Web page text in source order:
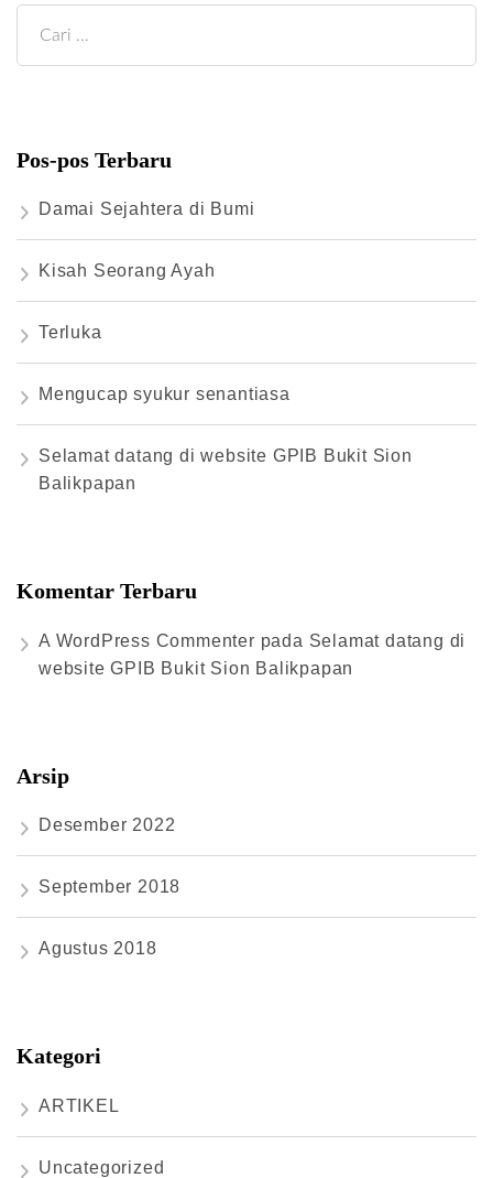
Cari
untuk:
Pos-pos Terbaru
Damai Sejahtera di Bumi
Kisah Seorang Ayah
Terluka
Mengucap syukur senantiasa
Selamat datang di website GPIB Bukit Sion
Balikpapan
Komentar Terbaru
A WordPress Commenter pada Selamat datang di
website GPIB Bukit Sion Balikpapan
Arsip
Desember 2022
September 2018
Agustus 2018
Kategori
ARTIKEL
Uncategorized